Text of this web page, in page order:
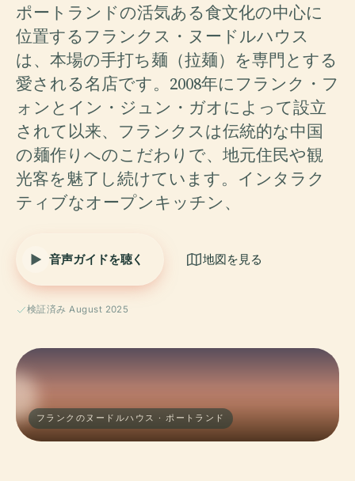
ポートランドの活気ある食文化の中心に
位置するフランクス・ヌードルハウス
は、本場の手打ち麺（拉麺）を専門とする
愛される名店です。2008年にフランク・フ
ォンとイン・ジュン・ガオによって設立
されて以来、フランクスは伝統的な中国
の麺作りへのこだわりで、地元住民や観
光客を魅了し続けています。インタラク
ティブなオープンキッチン、
音声ガイドを聴く 地図を見る
検証済み August 2025
フランクのヌードルハウス · ポートランド